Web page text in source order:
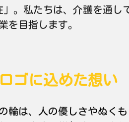
。私たちは、介護を通し
目指します。
ロゴに込めた想い
輪は、人の優しさやぬくも